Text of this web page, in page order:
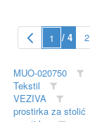
/ 4 2
MUO-020750
Tekstil
VEZIVA
prostirka za stolić